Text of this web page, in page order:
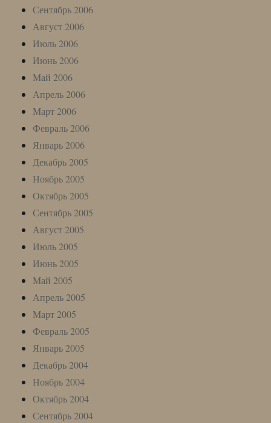
Сентябрь 2006
Август 2006
Июль 2006
Июнь 2006
Май 2006
Апрель 2006
Март 2006
Февраль 2006
Январь 2006
Декабрь 2005
Ноябрь 2005
Октябрь 2005
Сентябрь 2005
Август 2005
Июль 2005
Июнь 2005
Май 2005
Апрель 2005
Март 2005
Февраль 2005
Январь 2005
Декабрь 2004
Ноябрь 2004
Октябрь 2004
Сентябрь 2004